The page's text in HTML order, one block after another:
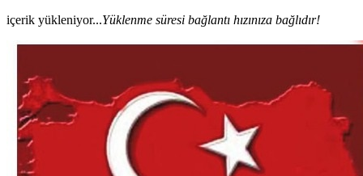
içerik yükleniyor...Yüklenme süresi bağlantı hızınıza bağlıdır!